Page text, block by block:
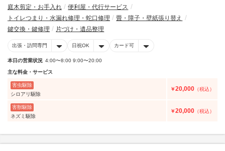
庭木剪定・お手入れ
便利屋・代行サービス
トイレつまり・水漏れ修理・蛇口修理
畳・障子・壁紙張り替え
鍵交換・鍵修理
片づけ・遺品整理
出張・訪問専門 日祝OK カード可
本日の営業状況 4:00〜8:00 9:00〜20:00
主な料金・サービス
害虫駆除
シロアリ駆除
￥20,000 （税込）
害獣駆除
ネズミ駆除
￥20,000 （税込）